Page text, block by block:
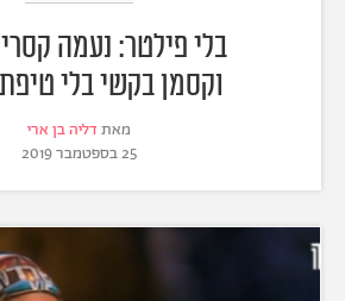
בלי פילטר: נעמה
וקסמן בקשי בלי
מאת דליה בן ארי
25 בספטמבר 2019